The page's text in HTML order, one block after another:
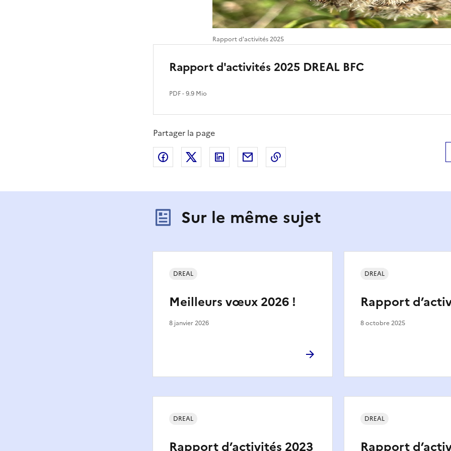
Rapport d'activités 2025
Rapport d'activités 2025 DREAL BFC
PDF- 9.9 Mio
Partager la page
Partager sur Facebook
Partager sur XPartager sur LinkedIn
Partager par email
Sur le même sujet
Meilleurs vœux 2026 !
DREAL
8 janvier 2026
Rapport
DREAL
8 octobre 2025
Rapport d’activités 2023
DREAL
Rapport
DREAL